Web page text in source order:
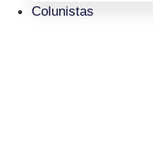
Colunistas